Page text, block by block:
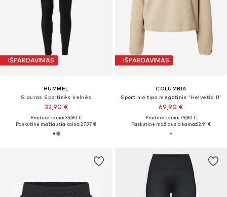
IŠPARDAVIMAS
HUMMEL
Siauras Sportinės kelnės
32,90 €
Pradinė kaina: 39,90 €
Paskutinė mažiausia kaina:27,97 €
IŠPARDAVIMAS
COLUMBIA
Sportinio tipo megztinis 'Helvetia II'
69,90 €
Pradinė kaina: 79,90 €
Paskutinė mažiausia kaina:62,91 €